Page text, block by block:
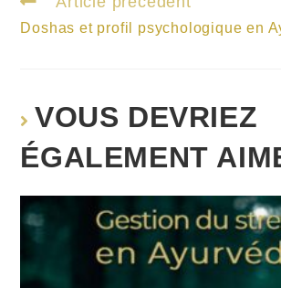
Doshas et profil psychologique en
VOUS DEVRIEZ
ÉGALEMENT